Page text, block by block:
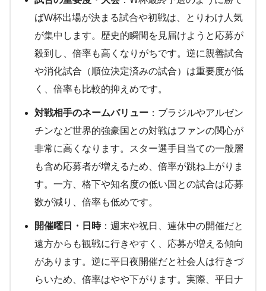
ばW杯出場が決まる試合や初戦は、とりわけ人気
が集中します​。歴史的瞬間を見届けようと応募が
殺到し、倍率も高くなりがちです。逆に親善試合
や消化試合（順位決定済みの試合）は重要度が低
く、倍率も比較的抑えめです。
対戦相手のネームバリュー ：ブラジルやアルゼン
チンなど世界的強豪国との対戦はファンの関心が
非常に高くなります。スター選手目当ての一般層
も含め応募者が増えるため、倍率が跳ね上がりま
す​。一方、格下や知名度の低い国との試合は応募
数が減り、倍率も低めです。
開催曜日・日時：週末や祝日、連休中の開催だと
遠方からも観戦に行きやすく、応募が増える傾向
があります​。逆に平日夜開催だと社会人は行きづ
らいため、倍率はやや下がります。実際、平日ナ